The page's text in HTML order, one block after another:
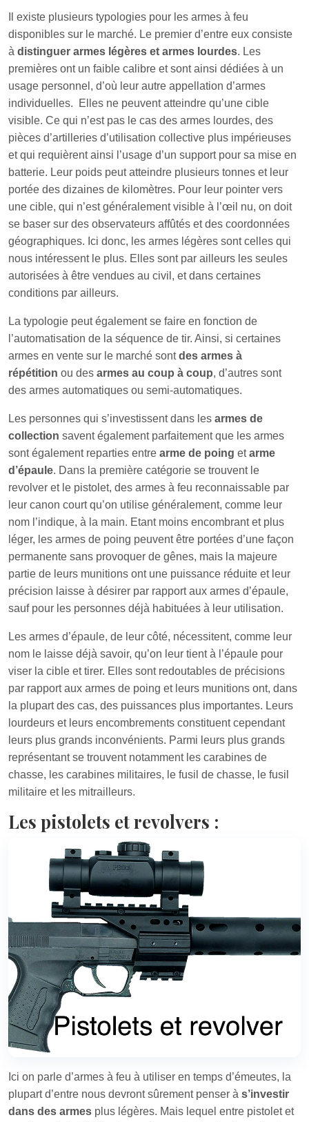
Il existe plusieurs typologies pour les armes à feu
disponibles sur le marché. Le premier d’entre eux consiste
à distinguer armes légères et armes lourdes. Les
premières ont un faible calibre et sont ainsi dédiées à un
usage personnel, d’où leur autre appellation d’armes
individuelles. Elles ne peuvent atteindre qu’une cible
visible. Ce qui n’est pas le cas des armes lourdes, des
pièces d’artilleries d’utilisation collective plus impérieuses
et qui requièrent ainsi l’usage d’un support pour sa mise en
batterie. Leur poids peut atteindre plusieurs tonnes et leur
portée des dizaines de kilomètres. Pour leur pointer vers
une cible, qui n’est généralement visible à l’œil nu, on doit
se baser sur des observateurs affûtés et des coordonnées
géographiques. Ici donc, les armes légères sont celles qui
nous intéressent le plus. Elles sont par ailleurs les seules
autorisées à être vendues au civil, et dans certaines
conditions par ailleurs.
La typologie peut également se faire en fonction de
l’automatisation de la séquence de tir. Ainsi, si certaines
armes en vente sur le marché sontdes armes à
répétition ou des armes au coup à coup, d’autres sont
des armes automatiques ou semi-automatiques.
Les personnes qui s’investissent dans les armes de
collection savent également parfaitement que les armes
sont également reparties entre arme de poing etarme
d’épaule. Dans la première catégorie se trouvent le
revolver et le pistolet, des armes à feu reconnaissable par
leur canon court qu’on utilise généralement, comme leur
nom l’indique, à la main. Etant moins encombrant et plus
léger, les armes de poing peuvent être portées d’une façon
permanente sans provoquer de gênes, mais la majeure
partie de leurs munitions ont une puissance réduite et leur
précision laisse à désirer par rapport aux armes d’épaule,
sauf pour les personnes déjà habituées à leur utilisation.
Les armes d’épaule, de leur côté, nécessitent, comme leur
nom le laisse déjà savoir, qu’on leur tient à l’épaule pour
viser la cible et tirer. Elles sont redoutables de précisions
par rapport aux armes de poing et leurs munitions ont, dans
la plupart des cas, des puissances plus importantes. Leurs
lourdeurs et leurs encombrements constituent cependant
leurs plus grands inconvénients. Parmi leurs plus grands
représentant se trouvent notamment les carabines de
chasse, les carabines militaires, le fusil de chasse, le fusil
militaire et les mitrailleurs.
Les pistolets et revolvers :
Ici on parle d’armes à feu à utiliser en temps d’émeutes, la
plupart d’entre nous devront sûrement penser à s’investir
dans des armes plus légères. Mais lequel entre pistolet et